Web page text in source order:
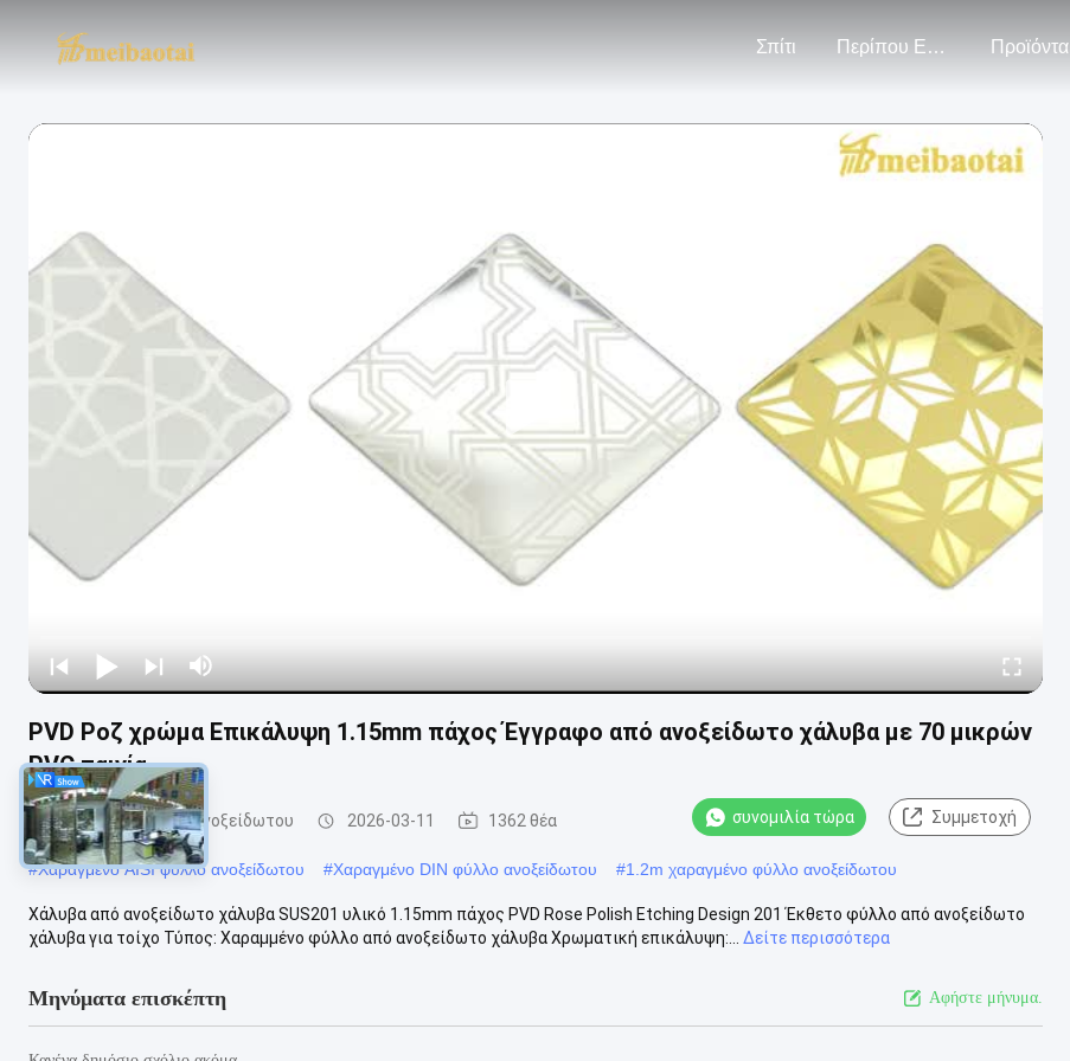
Σπίτι Περίπου Εμείς Προϊόντα
PVD Ροζ χρώμα Επικάλυψη 1.15mm πάχος Έγγραφο από ανοξείδωτο χάλυβα με 70 μικρών
PVC ταινία
Χαραγμένο φύλλο ανοξείδωτου 2026-03-11 1362 θέα συνομιλία τώρα Συμμετοχή
#Χαραγμένο AISI φύλλο ανοξείδωτου #Χαραγμένο DIN φύλλο ανοξείδωτου #1.2m χαραγμένο φύλλο ανοξείδωτου
Χάλυβα από ανοξείδωτο χάλυβα SUS201 υλικό 1.15mm πάχος PVD Rose Polish Etching Design 201 Έκθετο φύλλο από ανοξείδωτο
χάλυβα για τοίχο Τύπος: Χαραμμένο φύλλο από ανοξείδωτο χάλυβα Χρωματική επικάλυψη:...
Δείτε περισσότερα
Μηνύματα επισκέπτη Αφήστε μήνυμα.